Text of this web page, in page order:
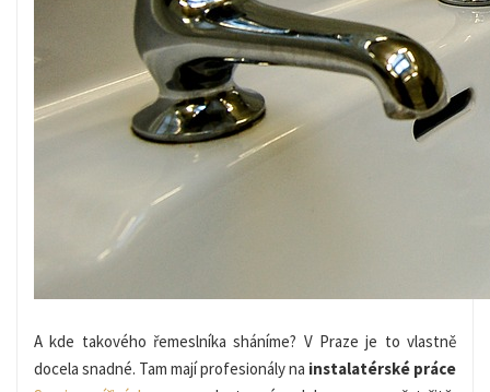
A kde takového řemeslníka sháníme? V Praze je to vlastně
docela snadné. Tam mají profesionály na instalatérské práce